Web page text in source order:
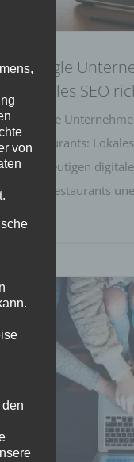
Google
Lokales SEO
Google
Restaurants:
der heutigen
und Restaurants
Was
Update
von